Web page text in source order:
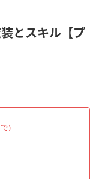
とスキル【プ
)